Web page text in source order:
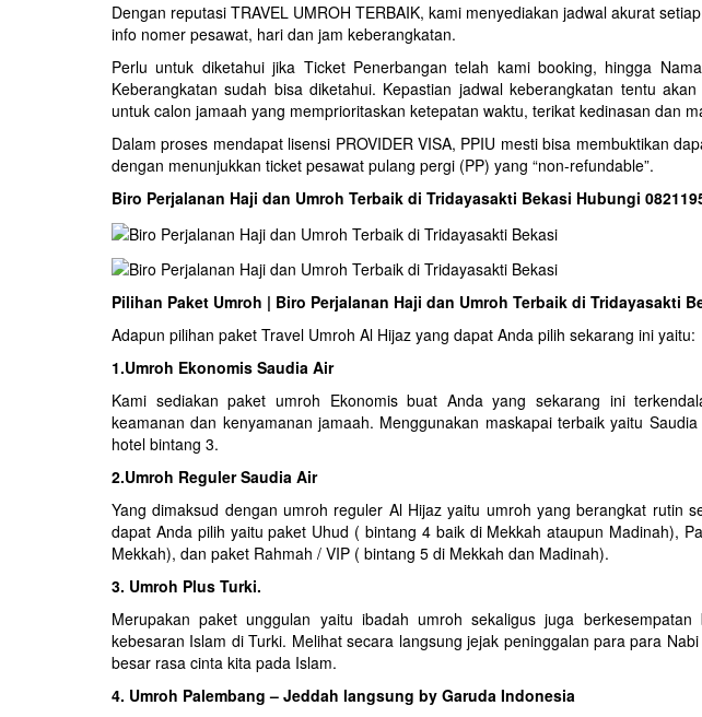
Dengan reputasi TRAVEL UMROH TERBAIK, kami menyediakan jadwal akurat
info nomer pesawat, hari dan jam keberangkatan.
Perlu untuk diketahui jika Ticket Penerbangan telah kami booking, hingga
Keberangkatan sudah bisa diketahui. Kepastian jadwal keberangkatan tentu
untuk calon jamaah yang memprioritaskan ketepatan waktu, terikat kedinasan dan
Dalam proses mendapat lisensi PROVIDER VISA, PPIU mesti bisa membuktikan
dengan menunjukkan ticket pesawat pulang pergi (PP) yang “non-refundable”.
Biro Perjalanan Haji dan Umroh Terbaik di Tridayasakti Bekasi Hubungi
Pilihan Paket Umroh | Biro Perjalanan Haji dan Umroh Terbaik di Tridayasakti
Adapun pilihan paket Travel Umroh Al Hijaz yang dapat Anda pilih sekarang ini yaitu:
1.Umroh Ekonomis Saudia Air
Kami sediakan paket umroh Ekonomis buat Anda yang sekarang ini
keamanan dan kenyamanan jamaah. Menggunakan maskapai terbaik yaitu
hotel bintang 3.
2.Umroh Reguler Saudia Air
Yang dimaksud dengan umroh reguler Al Hijaz yaitu umroh yang berangkat rutin
dapat Anda pilih yaitu paket Uhud ( bintang 4 baik di Mekkah ataupun Madinah),
Mekkah), dan paket Rahmah / VIP ( bintang 5 di Mekkah dan Madinah).
3. Umroh Plus Turki.
Merupakan paket unggulan yaitu ibadah umroh sekaligus juga
kebesaran Islam diTurki. Melihat secara langsung jejak peninggalan para para
besar rasa cinta kita pada Islam.
4. Umroh Palembang – Jeddah langsung by Garuda Indonesia